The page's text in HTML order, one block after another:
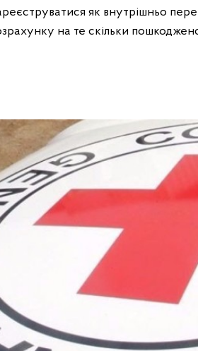
як внутрішньо
на те скільки